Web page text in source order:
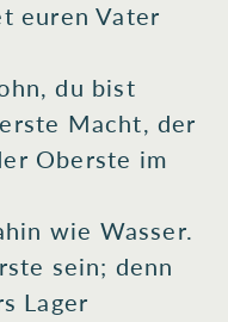
euren Vater
, du bist
Macht, der
Oberste im
wie Wasser.
sein; denn
Lager